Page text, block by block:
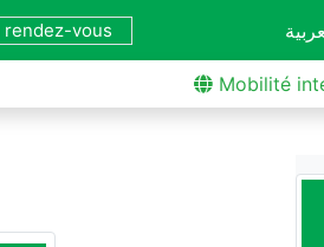
rendez-vous
Mobilité